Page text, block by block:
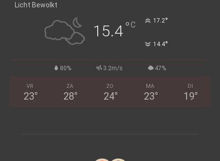
Licht Bewolkt
15.4°C 17.2°
14.4°
80% 3.2m/s 47%
VR
23°
ZA
28°
ZO
24°
MA
23°
DI
19°